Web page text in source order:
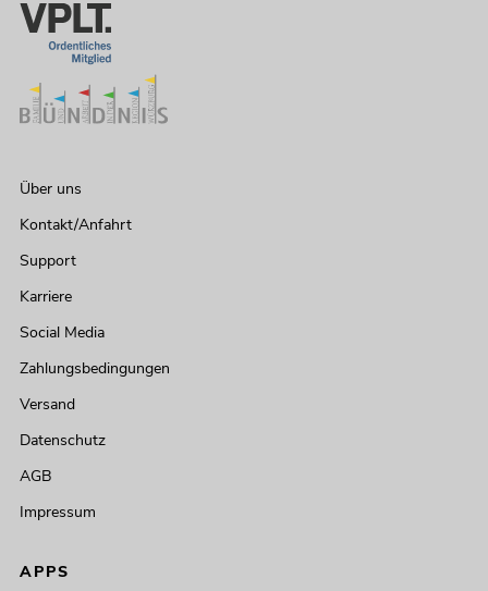
Über uns
Kontakt/Anfahrt
Support
Karriere
Social Media
Zahlungsbedingungen
Versand
Datenschutz
AGB
Impressum
APPS